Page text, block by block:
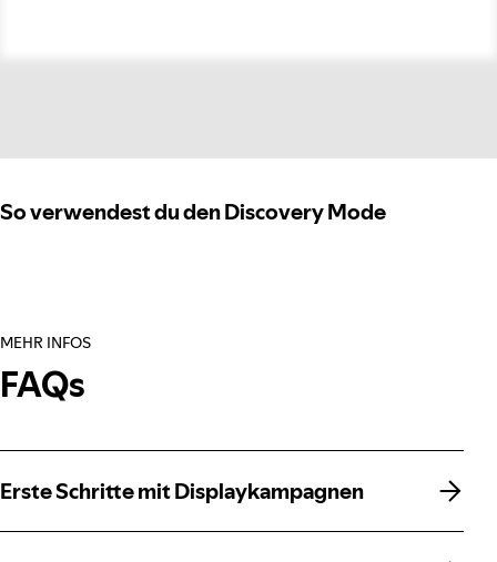
So verwendest du den Discovery Mode
MEHR INFOS
FAQs
Erste Schritte mit Displaykampagnen
Erste Schritte mit Displaykampagnen